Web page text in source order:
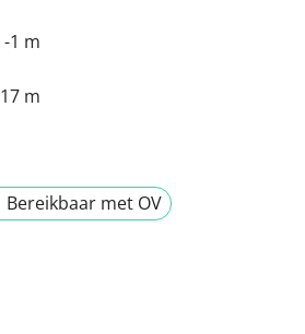
-1 m
17 m
Bereikbaar met OV